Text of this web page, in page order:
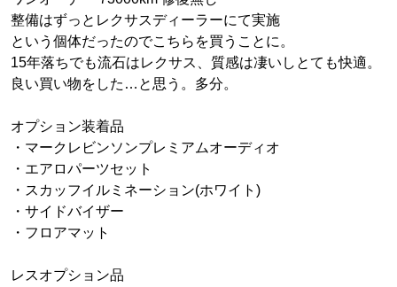
整備はずっとレクサスディーラーにて実施
という個体だったのでこちらを買うことに。
15年落ちでも流石はレクサス、質感は凄いしとても快適。
良い買い物をした…と思う。多分。
オプション装着品
・マークレビンソンプレミアムオーディオ
・エアロパーツセット
・スカッフイルミネーション(ホワイト)
・サイドバイザー
・フロアマット
レスオプション品